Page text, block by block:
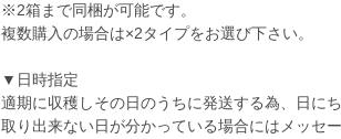
※2箱まで同梱が可能です。
複数購入の場合は×2タイプをお選び下さい。
▼日時指定
適期に収穫しその日のうちに発送する為、日に
取り出来ない日が分かっている場合にはメッセ